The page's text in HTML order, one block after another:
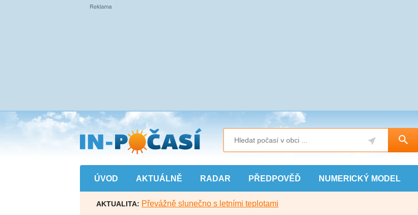
Přejít
na
hlavní
obsah
ÚVOD AKTUÁLNĚ RADAR PŘEDPOVĚĎ NUMERICKÝ MODEL
AKTUALITA: Převážně slunečno s letními teplotami